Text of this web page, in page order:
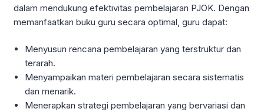
dalam mendukung efektivitas pembelajaran PJOK. Dengan
memanfaatkan buku guru secara optimal, guru dapat:
Menyusun rencana pembelajaran yang terstruktur dan
terarah.
Menyampaikan materi pembelajaran secara sistematis
dan menarik.
Menerapkan strategi pembelajaran yang bervariasi dan